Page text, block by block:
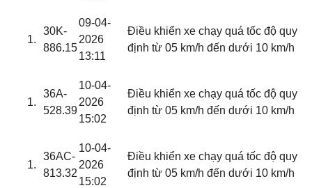
30K-
886.15
09-04-
2026
13:11
Điều khiển xe chạy quá tốc độ quy
định từ 05 km/h đến dưới 10 km/h
36A-
528.39
10-04-
2026
15:02
Điều khiển xe chạy quá tốc độ quy
định từ 05 km/h đến dưới 10 km/h
36AC-
813.32
10-04-
2026
15:02
Điều khiển xe chạy quá tốc độ quy
định từ 05 km/h đến dưới 10 km/h